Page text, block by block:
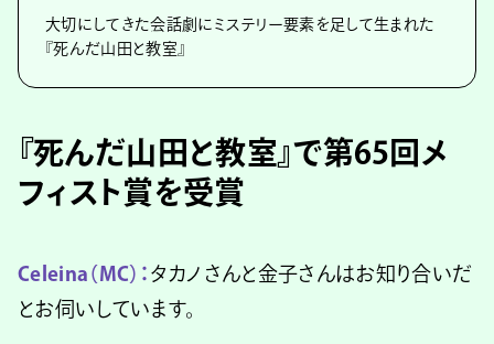
大切にしてきた会話劇にミステリー要素を足して生まれた
『死んだ山田と教室』
『死んだ山田と教室』で第65回メ
フィスト賞を受賞
Celeina（MC）： タカノさんと金子さんはお知り合いだ
とお伺いしています。